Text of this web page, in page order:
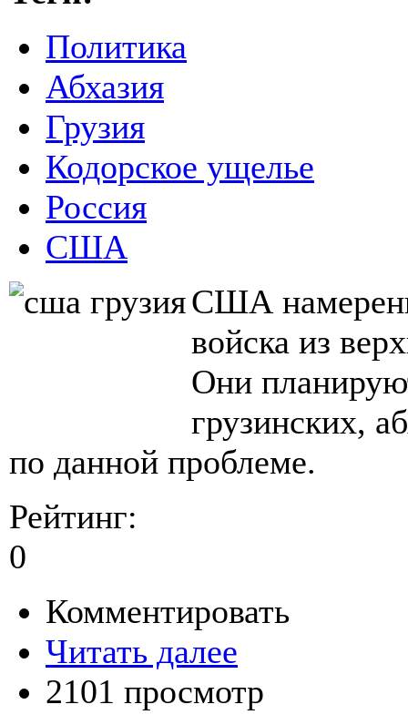
Политика
Абхазия
Грузия
Кодорское ущелье
Россия
США
США
войска из
Они
грузинских,
по данной проблеме.
Рейтинг:
0
Комментировать
Читать далее
2101 просмотр